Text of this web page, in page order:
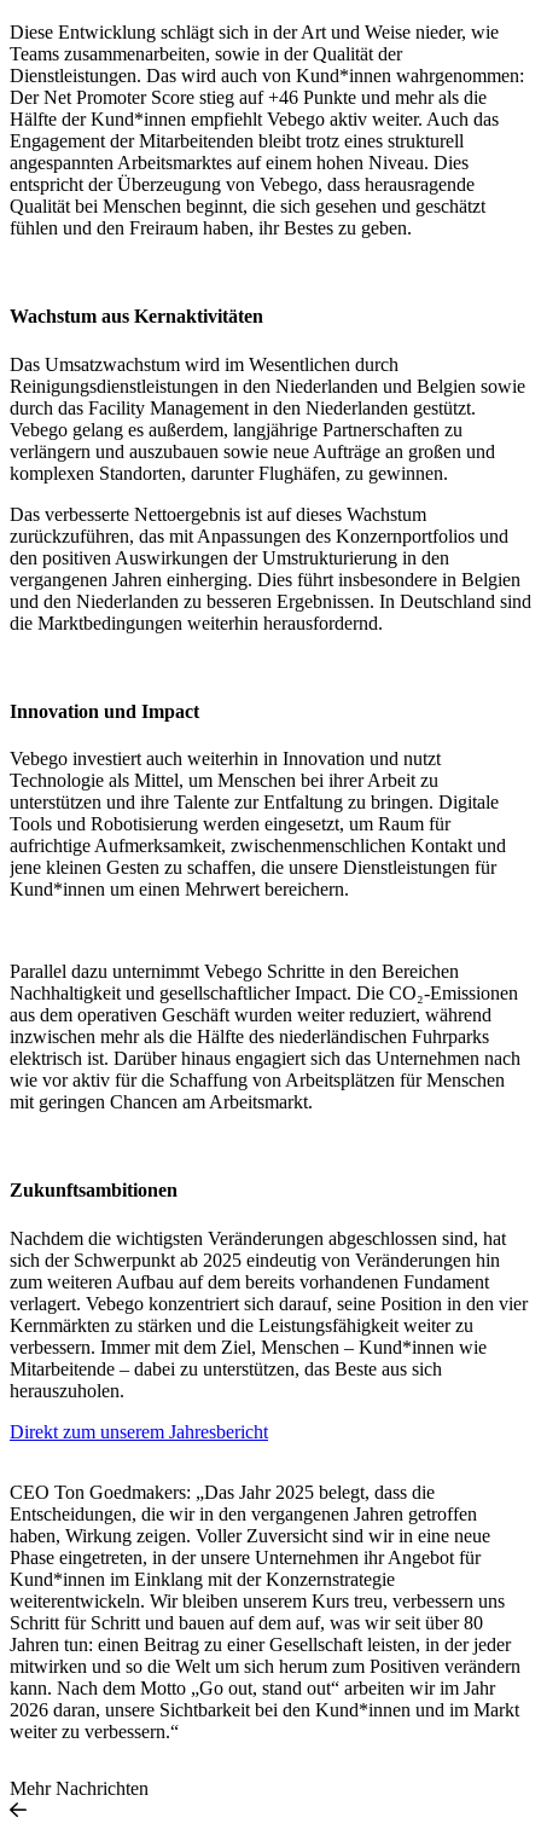
Diese Entwicklung schlägt sich in der Art und Weise nieder, wie
Teams zusammenarbeiten, sowie in der Qualität der
Dienstleistungen. Das wird auch von Kund*innen wahrgenommen:
Der Net Promoter Score stieg auf +46 Punkte und mehr als die
Hälfte der Kund*innen empfiehlt Vebego aktiv weiter. Auch das
Engagement der Mitarbeitenden bleibt trotz eines strukturell
angespannten Arbeitsmarktes auf einem hohen Niveau. Dies
entspricht der Überzeugung von Vebego, dass herausragende
Qualität bei Menschen beginnt, die sich gesehen und geschätzt
fühlen und den Freiraum haben, ihr Bestes zu geben.
Wachstum aus Kernaktivitäten
Das Umsatzwachstum wird im Wesentlichen durch
Reinigungsdienstleistungen in den Niederlanden und Belgien sowie
durch das Facility Management in den Niederlanden gestützt.
Vebego gelang es außerdem, langjährige Partnerschaften zu
verlängern und auszubauen sowie neue Aufträge an großen und
komplexen Standorten, darunter Flughäfen, zu gewinnen.
Das verbesserte Nettoergebnis ist auf dieses Wachstum
zurückzuführen, das mit Anpassungen des Konzernportfolios und
den positiven Auswirkungen der Umstrukturierung in den
vergangenen Jahren einherging. Dies führt insbesondere in Belgien
und den Niederlanden zu besseren Ergebnissen. In Deutschland sind
die Marktbedingungen weiterhin herausfordernd.
Innovation und Impact
Vebego investiert auch weiterhin in Innovation und nutzt
Technologie als Mittel, um Menschen bei ihrer Arbeit zu
unterstützen und ihre Talente zur Entfaltung zu bringen. Digitale
Tools und Robotisierung werden eingesetzt, um Raum für
aufrichtige Aufmerksamkeit, zwischenmenschlichen Kontakt und
jene kleinen Gesten zu schaffen, die unsere Dienstleistungen für
Kund*innen um einen Mehrwert bereichern.
Parallel dazu unternimmt Vebego Schritte in den Bereichen
Nachhaltigkeit und gesellschaftlicher Impact. Die CO₂-Emissionen
aus dem operativen Geschäft wurden weiter reduziert, während
inzwischen mehr als die Hälfte des niederländischen Fuhrparks
elektrisch ist. Darüber hinaus engagiert sich das Unternehmen nach
wie vor aktiv für die Schaffung von Arbeitsplätzen für Menschen
mit geringen Chancen am Arbeitsmarkt.
Zukunftsambitionen
Nachdem die wichtigsten Veränderungen abgeschlossen sind, hat
sich der Schwerpunkt ab 2025 eindeutig von Veränderungen hin
zum weiteren Aufbau auf dem bereits vorhandenen Fundament
verlagert. Vebego konzentriert sich darauf, seine Position in den vier
Kernmärkten zu stärken und die Leistungsfähigkeit weiter zu
verbessern. Immer mit dem Ziel, Menschen – Kund*innen wie
Mitarbeitende – dabei zu unterstützen, das Beste aus sich
herauszuholen.
Direkt zum unserem Jahresbericht
CEO Ton Goedmakers: „Das Jahr 2025 belegt, dass die
Entscheidungen, die wir in den vergangenen Jahren getroffen
haben, Wirkung zeigen. Voller Zuversicht sind wir in eine neue
Phase eingetreten, in der unsere Unternehmen ihr Angebot für
Kund*innen im Einklang mit der Konzernstrategie
weiterentwickeln. Wir bleiben unserem Kurs treu, verbessern uns
Schritt für Schritt und bauen auf dem auf, was wir seit über 80
Jahren tun: einen Beitrag zu einer Gesellschaft leisten, in der jeder
mitwirken und so die Welt um sich herum zum Positiven verändern
kann. Nach dem Motto „Go out, stand out“ arbeiten wir im Jahr
2026 daran, unsere Sichtbarkeit bei den Kund*innen und im Markt
weiter zu verbessern.“
Mehr Nachrichten